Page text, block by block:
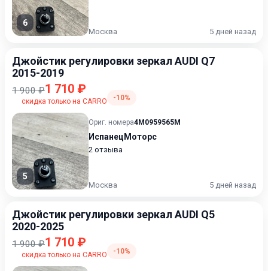
6
Москва 5 дней назад
Джойстик регулировки зеркал AUDI Q7
2015-2019
1 900 ₽1 710 ₽
скидка только на CARRO -10%
5
Ориг. номера4M0959565M
ИспанецМоторс
2 отзыва
Москва 5 дней назад
Джойстик регулировки зеркал AUDI Q5
2020-2025
1 900 ₽1 710 ₽
скидка только на CARRO -10%